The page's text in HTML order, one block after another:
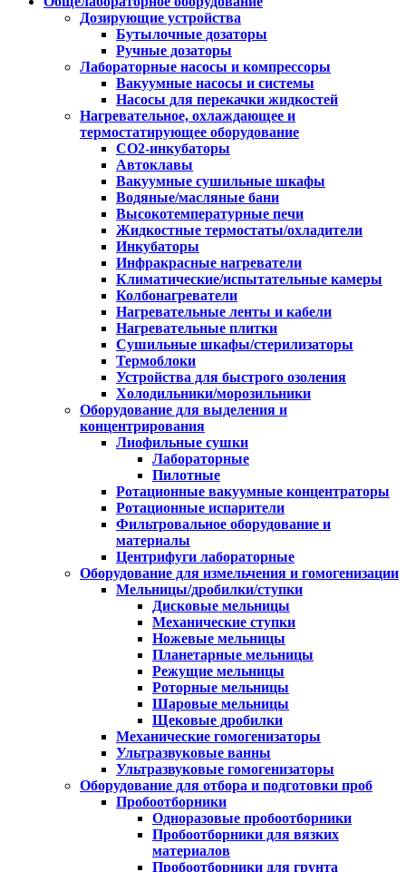
Дозирующие устройства
Бутылочные дозаторы
Ручные дозаторы
Лабораторные насосы и компрессоры
Вакуумные насосы и системы
Насосы для перекачки жидкостей
Нагревательное, охлаждающее и
термостатирующее оборудование
CO2-инкубаторы
Автоклавы
Вакуумные сушильные шкафы
Водяные/масляные бани
Высокотемпературные печи
Жидкостные термостаты/охладители
Инкубаторы
Инфракрасные нагреватели
Климатические/испытательные камеры
Колбонагреватели
Нагревательные ленты и кабели
Нагревательные плитки
Сушильные шкафы/стерилизаторы
Термоблоки
Устройства для быстрого озоления
Холодильники/морозильники
Оборудование для выделения и
концентрирования
Лиофильные сушки
Лабораторные
Пилотные
Ротационные вакуумные концентраторы
Ротационные испарители
Фильтровальное оборудование и
материалы
Центрифуги лабораторные
Оборудование для измельчения и гомогенизации
Мельницы/дробилки/ступки
Дисковые мельницы
Механические ступки
Ножевые мельницы
Планетарные мельницы
Режущие мельницы
Роторные мельницы
Шаровые мельницы
Щековые дробилки
Механические гомогенизаторы
Ультразвуковые ванны
Ультразвуковые гомогенизаторы
Оборудование для отбора и подготовки проб
Пробоотборники
Одноразовые пробоотборники
Пробоотборники для вязких
материалов
Пробоотборники для грунта